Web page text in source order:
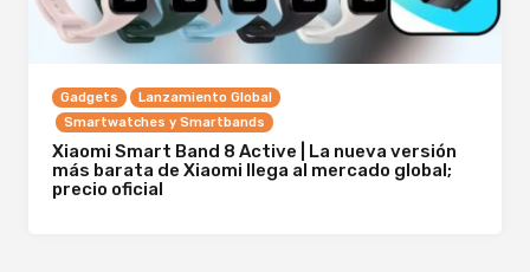
Gadgets
Lanzamiento Global
Smartwatches y Smartbands
Xiaomi Smart Band 8 Active | La nueva versión
más barata de Xiaomi llega al mercado global;
precio oficial